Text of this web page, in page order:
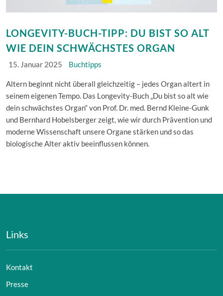
LONGEVITY-BUCH-TIPP: DU BIST SO ALT
WIE DEIN SCHWÄCHSTES ORGAN
15. Januar 2025 Buchtipps
Altern beginnt nicht überall gleichzeitig – jedes Organ altert in
seinem eigenen Tempo. Das Longevity-Buch „Du bist so alt wie
dein schwächstes Organ“ von Prof. Dr. med. Bernd Kleine-Gunk
und Bernhard Hobelsberger zeigt, wie wir durch Prävention und
moderne Wissenschaft unsere Organe stärken und so das
biologische Alter aktiv beeinflussen können.
Links
Kontakt
Presse